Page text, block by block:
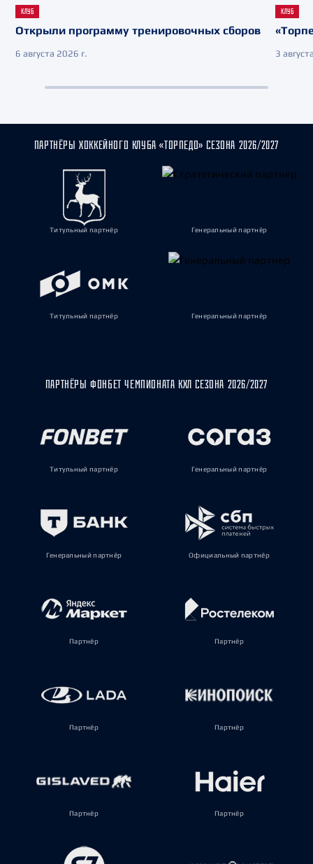
КЛУБ
Открыли программу тренировочных сборов
6 августа 2026 г.
КЛУБ
3
ПАРТНЁРЫ ХОККЕЙНОГО КЛУБА «ТОРПЕДО» СЕЗОНА 2026/2027
Титульный партнёр Генеральный партнёр
Титульный партнёр Генеральный партнёр
ПАРТНЁРЫ ФОНБЕТ ЧЕМПИОНАТА КХЛ СЕЗОНА 2026/2027
Титульный партнёр Генеральный партнёр
Генеральный партнёр Официальный партнёр
Партнёр Партнёр
Партнёр Партнёр
Партнёр Партнёр